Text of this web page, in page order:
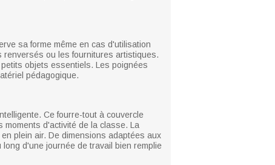
sa forme même en cas d'utilisation
renversés ou les fournitures artistiques.
objets essentiels. Les poignées
pédagogique.
Ce fourre-tout à couvercle
d'activité de la classe. La
plein air. De dimensions adaptées aux
d'une journée de travail bien remplie